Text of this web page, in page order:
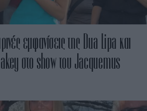
εμφανίσεις της Dua Lipa και
στο show του Jacquemus